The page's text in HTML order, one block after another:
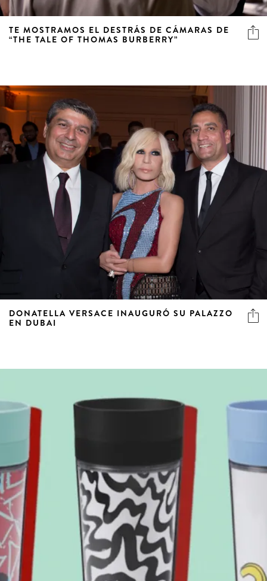
TE MOSTRAMOS EL DESTRÁS DE CÁMARAS DE
“THE TALE OF THOMAS BURBERRY”
DONATELLA VERSACE INAUGURÓ SU PALAZZO
EN DUBAI